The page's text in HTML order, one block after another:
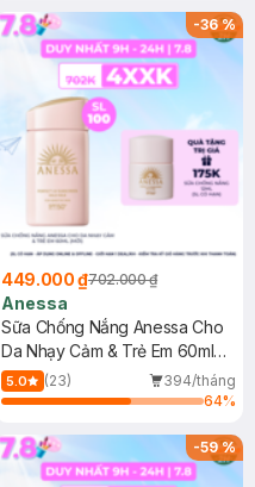
-36%
449.000 ₫702.000 ₫
Anessa
Sữa Chống Nắng Anessa Cho
Da Nhạy Cảm & Trẻ Em 60ml
(Mới)
5.0 (23)
394/tháng
64%
-59%